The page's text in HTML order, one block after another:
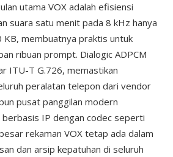
utama VOX adalah efisiensi
suara satu menit pada 8 kHz hanya
KB, membuatnya praktis untuk
ribuan prompt. Dialogic ADPCM
ITU-T G.726, memastikan
peralatan telepon dari vendor
pusat panggilan modern
IP dengan codec seperti
rekaman VOX tetap ada dalam
dan arsip kepatuhan di seluruh